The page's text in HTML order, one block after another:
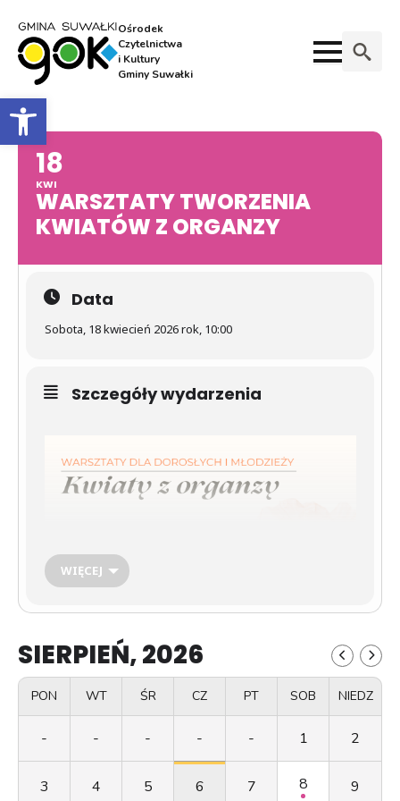
Otwórz pasek narzędzi
Ośrodek
Czytelnictwa
i Kultury
Gminy Suwałki
18
KWI
WARSZTATY TWORZENIA
KWIATÓW Z ORGANZY
Data
Sobota, 18 kwiecień 2026 rok, 10:00
Szczegóły wydarzenia
Zapraszamy na warsztaty, podczas których stworzysz
WIĘCEJ
SIERPIEŃ, 2026
PON WT ŚR CZ PT SOB NIEDZ
- - - - - 1 2
3 4 5 6 7 8 9